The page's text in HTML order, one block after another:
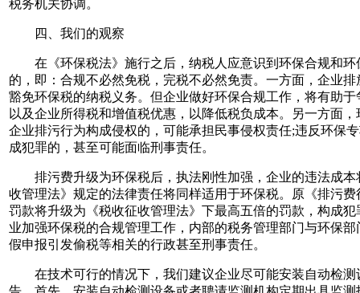
税务机关协调。
四、我们的观察
在《环保税法》施行之后，纳税人应意识到环保合规和环
的，即：合规不必然免税，完税不必然免责。一方面，企业
豁免环保税的纳税义务。但企业做好环保合规工作，将有助
以及企业所得税和增值税优惠，以降低税负成本。另一方面
企业排污行为构成侵权的，可能承担民事侵权责任;违反环保
成犯罪的，甚至可能面临刑事责任。
排污费升级为环保税后，执法刚性加强，企业的违法成本
收管理法》规定的法律责任将同样适用于环保税。原《排污
罚款将升级为《税收征收管理法》下最高五倍的罚款，构成
业加强环保税的合规管理工作，内部的税务管理部门与环保
假申报引发偷税等相关的行政甚至刑事责任。
在技术可行的情况下，我们建议企业尽可能安装自动检测